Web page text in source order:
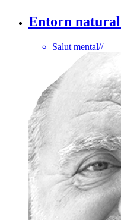
Entorn
Salut mental//